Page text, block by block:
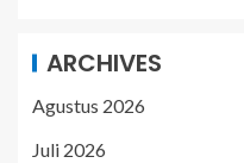
ARCHIVES
Agustus 2026
Juli 2026